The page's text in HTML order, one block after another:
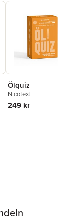
Ölquiz
Nicotext
249 kr